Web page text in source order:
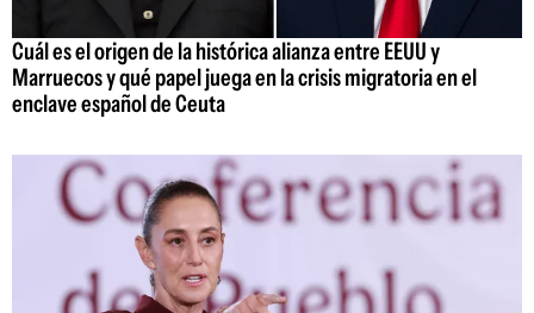
Cuál es el origen de la histórica alianza entre EEUU y
Marruecos y qué papel juega en la crisis migratoria en el
enclave español de Ceuta